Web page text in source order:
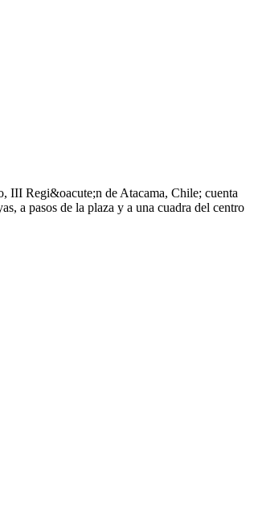
III Regi&oacute;n de Atacama, Chile; cuenta
a pasos de la plaza y a una cuadra del centro